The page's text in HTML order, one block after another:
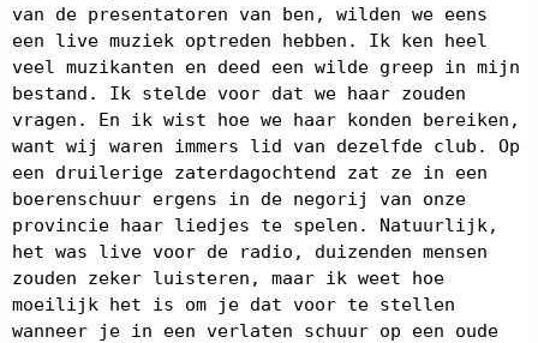
van de presentatoren van ben, wilden we eens
een live muziek optreden hebben. Ik ken heel
veel muzikanten en deed een wilde greep in mijn
bestand. Ik stelde voor dat we haar zouden
vragen. En ik wist hoe we haar konden bereiken,
want wij waren immers lid van dezelfde club. Op
een druilerige zaterdagochtend zat ze in een
boerenschuur ergens in de negorij van onze
provincie haar liedjes te spelen. Natuurlijk,
het was live voor de radio, duizenden mensen
zouden zeker luisteren, maar ik weet hoe
moeilijk het is om je dat voor te stellen
wanneer je in een verlaten schuur op een oude